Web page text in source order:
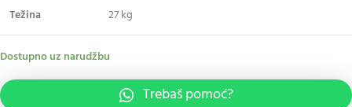
Težina 27 kg
Dostupno uz narudžbu
Trebaš pomoć?